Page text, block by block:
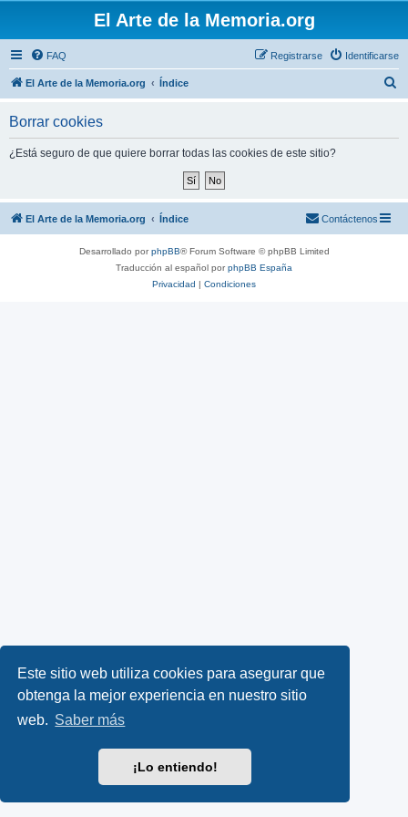
Este sitio web utiliza cookies para asegurar que
obtenga la mejor experiencia en nuestro sitio
web. Saber más
¡Lo entiendo!
El Arte de la Memoria.org
FAQ Identificarse
Registrarse
El Arte de la Memoria.org Índice
Borrar cookies
¿Está seguro de que quiere borrar todas las cookies de este sitio?
El Arte de la Memoria.org Índice Contáctenos
Desarrollado porphpBB® Forum Software © phpBB Limited
Traducción al español porphpBB España
Privacidad | Condiciones